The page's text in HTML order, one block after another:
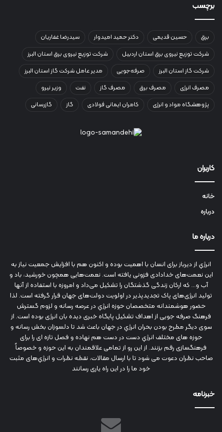
برچسب
برق حسین قدیمی دکتر حمید امیدوار
سیدرضا غفاریان
شرکت توزیع نیروی برق استان اردبیل
شرکت توزیع نیروی برق استان البرز
شرکت گاز استان البرز
صرفه‌جویی
مدیر عامل شرکت گاز استان البرز
مصرف انرژی
مصرف برق مصرف گاز نفت
وزیر نیرو
پژوهشگاه مواد و انرژی
کامران ایمانی فولادی گاز گازرسانی
کاربران
خانه
درباره
درباره ما
انرژي‌ از دیرباز برای انسان با اهمیت بوده و اکنون هم با افزایش جمعیت نیاز به
این نعمت‌های خدادادی فزونی یافته است. نعمت‌هایی همچون خورشید، باد و
آب و... که ارکان زندگی گذشتگان را تشکیل می‌داد و امروزه با استفاده از آنها
تولید انرژی‌های پاک تجدیدپذیر در اولویت دولت‌های جهان قرار گرفته است. لذا
حضور هوشمندانه متخصصان حوزه انرژي در عرصه رسانه و لزوم گسترش
فرهنگ صرفه جویی از اهداف تشکیل پایگاه خبری دیده بان انرژی بوده است. از
سوی دیگر مطرح بودن بحران انرژي در جهان باعث شد تا دلسوزان بخش رسانه و
حوزه های مختلف انرژي دست در دست هم نهاده و فصل تازه ای را برای
فرهنگسازی رقم بزنند. از این رو از تمامی علاقمندان به این حوزه و خصوصاً
صاحب نظران دعوت می شود تا با ارسال مقالات، نقطه نظرات و انرژي‌های مثبت
خود ما را در این راه یاری رسانند
خبرنامه